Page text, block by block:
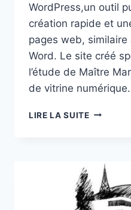
WordPress,un outil
création rapide et
pages web, similaire
Word. Le site créé
l’étude de Maître
de vitrine
LIRE LA SUITEEAMP.LU